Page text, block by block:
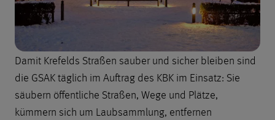
Damit Krefelds Straßen sauber und sicher bleiben sind
die GSAK täglich im Auftrag des KBK im Einsatz: Sie
säubern öffentliche Straßen, Wege und Plätze,
kümmern sich um Laubsammlung, entfernen